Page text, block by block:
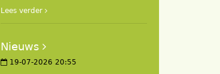
Lees verder
Nieuws
19-07-2026 20:55